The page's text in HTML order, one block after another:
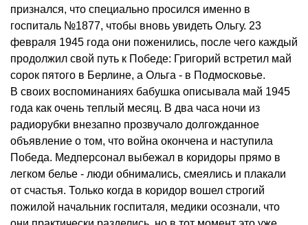
признался, что специально просился именно в
госпиталь №1877, чтобы вновь увидеть Ольгу. 23
февраля 1945 года они поженились, после чего каждый
продолжил свой путь к Победе: Григорий встретил май
сорок пятого в Берлине, а Ольга - в Подмосковье.
В своих воспоминаниях бабушка описывала май 1945
года как очень теплый месяц. В два часа ночи из
радиорубки внезапно прозвучало долгожданное
объявление о том, что война окончена и наступила
Победа. Медперсонал выбежал в коридоры прямо в
легком белье - люди обнимались, смеялись и плакали
от счастья. Только когда в коридор вошел строгий
пожилой начальник госпиталя, медики осознали, что